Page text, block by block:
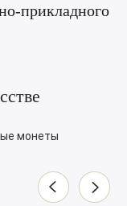
прикладного
монеты